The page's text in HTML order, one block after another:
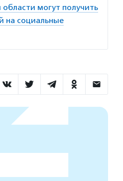
могут получить
на социальные